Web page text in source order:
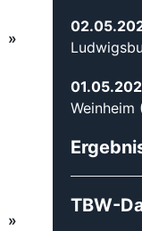
Weinheim
TBW-